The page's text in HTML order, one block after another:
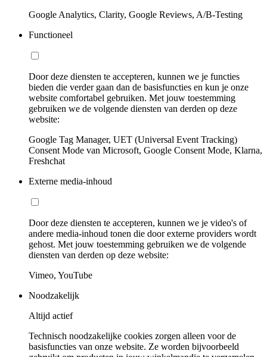
Google Analytics, Clarity, Google Reviews, A/B-Testing
Functioneel
Door deze diensten te accepteren, kunnen we je functies
bieden die verder gaan dan de basisfuncties en kun je onze
website comfortabel gebruiken. Met jouw toestemming
gebruiken we de volgende diensten van derden op deze
website:
Google Tag Manager, UET (Universal Event Tracking)
Consent Mode van Microsoft, Google Consent Mode, Klarna,
Freshchat
Externe media-inhoud
Door deze diensten te accepteren, kunnen we je video's of
andere media-inhoud tonen die door externe providers wordt
gehost. Met jouw toestemming gebruiken we de volgende
diensten van derden op deze website:
Vimeo, YouTube
Noodzakelijk
Altijd actief
Technisch noodzakelijke cookies zorgen alleen voor de
basisfuncties van onze website. Ze worden bijvoorbeeld